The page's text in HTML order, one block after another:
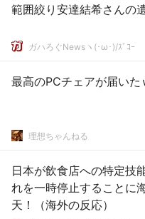
範囲絞り安達結希さんの
ガハろぐNewsヽ(･ω･)/ｽﾞｺｰ
最高のPCチェアが届いた
理想ちゃんねる
日本が飲食店への特定技
れを一時停止することに
天！（海外の反応）